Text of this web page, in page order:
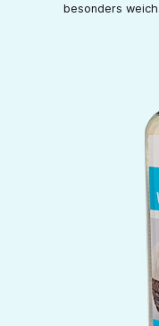
besonders weich.